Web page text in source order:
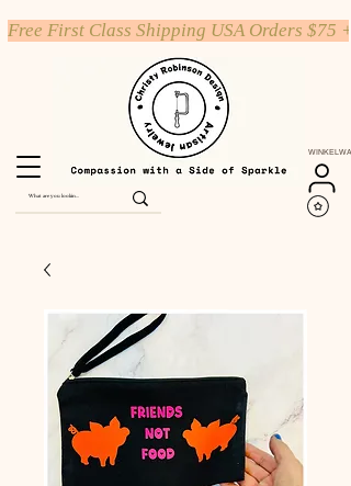
Free First Class Shipping USA Orders $75 +